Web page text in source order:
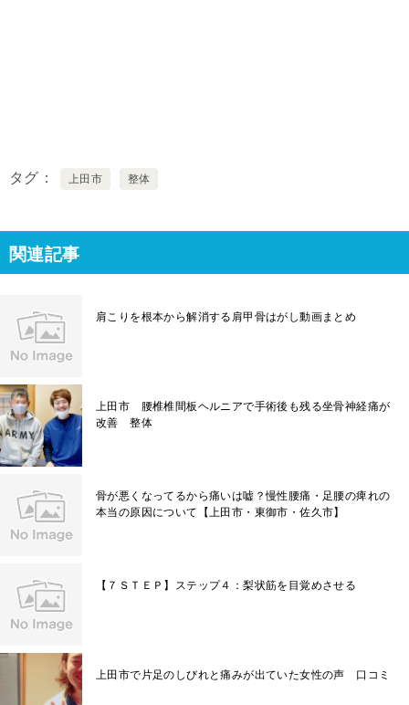
タグ 上田市 整体
関連記事
肩こりを根本から解消する肩甲骨はがし動画まとめ
上田市 腰椎椎間板ヘルニアで手術後も残る坐骨神経痛が
改善 整体
骨が悪くなってるから痛いは嘘？慢性腰痛・足腰の痺れの
本当の原因について【上田市・東御市・佐久市】
【７ＳＴＥＰ】ステップ４：梨状筋を目覚めさせる
上田市で片足のしびれと痛みが出ていた女性の声 口コミ